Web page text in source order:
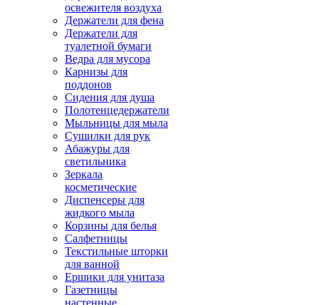
освежителя воздуха
Держатели для фена
Держатели для
туалетной бумаги
Ведра для мусора
Карнизы для
поддонов
Сидения для душа
Полотенцедержатели
Мыльницы для мыла
Сушилки для рук
Абажуры для
светильника
Зеркала
косметические
Диспенсеры для
жидкого мыла
Корзины для белья
Салфетницы
Текстильные шторки
для ванной
Ершики для унитаза
Газетницы
настенные